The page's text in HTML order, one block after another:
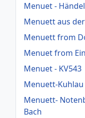
Menuet - Händel
Menuett aus
Menuett from
Menuet from
Menuet - KV543
Menuett-Kuhlau
Menuett-
Bach